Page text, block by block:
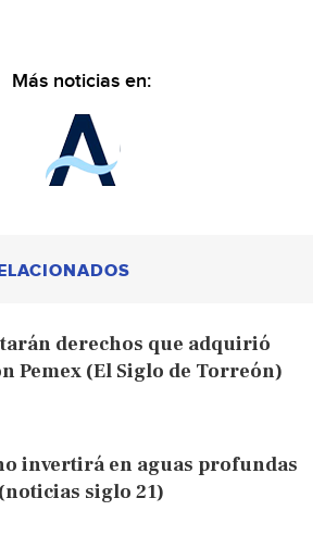
Más noticias en:
derechos que adquirió
Pemex (El Siglo de Torreón)
invertirá en aguas profundas
siglo 21)